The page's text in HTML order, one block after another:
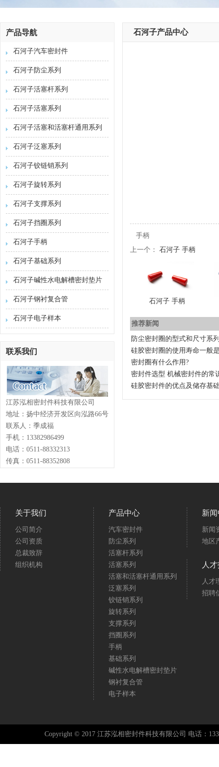
产品导航
石河子汽车密封件
石河子防尘系列
石河子活塞杆系列
石河子活塞系列
石河子活塞和活塞杆通用系列
石河子泛塞系列
石河子铰链销系列
石河子旋转系列
石河子支撑系列
石河子挡圈系列
石河子手柄
石河子基础系列
石河子碱性水电解槽密封垫片
石河子钢衬复合管
石河子电子样本
联系我们
江苏泓相密封件科技有限公司
地址：扬中经济开发区向泓路66号
联系人：季成福
手机：13382986499
电话：0511-88332313
传真：0511-88352808
石河子产品中心
手柄
上一个： 石河子 手柄
石河子 手柄
推荐新闻
防尘密封圈的型式和尺寸系
硅胶密封圈的使用寿命一般
密封圈有什么作用?
密封件选型 机械密封件的常
硅胶密封件的优点及储存基
关于我们
公司简介
公司资质
总裁致辞
组织机构
产品中心
汽车密封件
防尘系列
活塞杆系列
活塞系列
活塞和活塞杆通用系列
泛塞系列
铰链销系列
旋转系列
支撑系列
挡圈系列
手柄
基础系列
碱性水电解槽密封垫片
钢衬复合管
电子样本
新
新闻
地区
人
人才
招聘
Copyright © 2017 江苏泓相密封件科技有限公司 电话：